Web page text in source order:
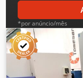
*por anúncio/mês